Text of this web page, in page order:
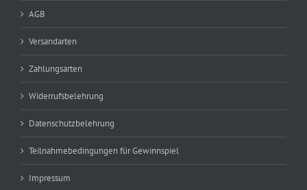
AGB
Versandarten
Zahlungsarten
Widerrufsbelehrung
Datenschutzbelehrung
Teilnahmebedingungen für Gewinnspiel
Impressum